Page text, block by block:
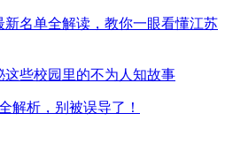
新名单全解读，教你一眼看懂江苏
些校园里的不为人知故事
解析，别被误导了！